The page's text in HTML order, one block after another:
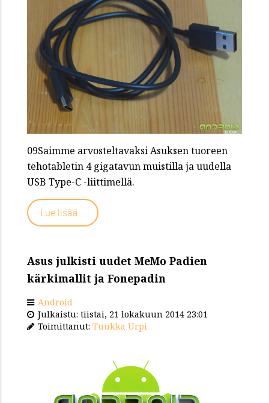
09Saimme arvosteltavaksi Asuksen tuoreen
tehotabletin 4 gigatavun muistilla ja uudella
USB Type-C -liittimellä.
Lue lisää...
Asus julkisti uudet MeMo Padien
kärkimallit ja Fonepadin
Android
Julkaistu: tiistai, 21 lokakuun 2014 23:01
Toimittanut: Tuukka Urpi